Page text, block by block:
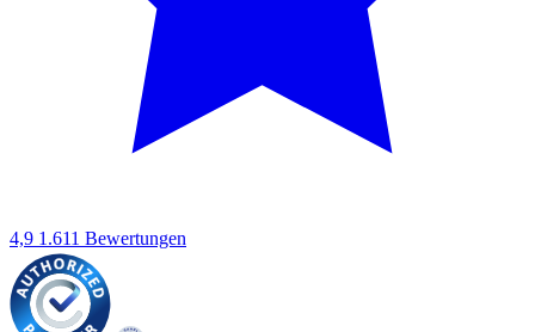
4,9 1.611 Bewertungen